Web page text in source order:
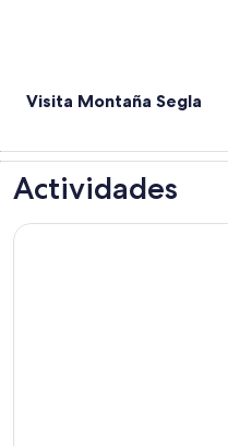
Visita Montaña Segla
Actividades
Tromsø : Visita guiada al